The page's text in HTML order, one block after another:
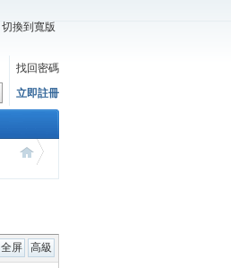
切換到寬版
找回密碼
立即註冊
全屏 高級